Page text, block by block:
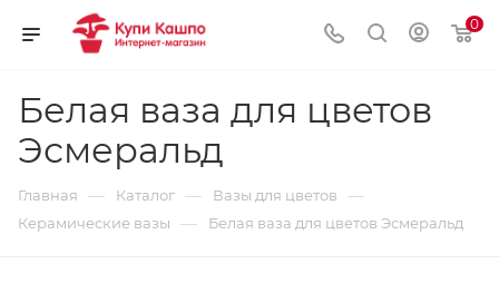
0
Белая ваза для цветов
Эсмеральд
Главная — Каталог — Вазы для цветов —
Керамические вазы — Белая ваза для цветов Эсмеральд